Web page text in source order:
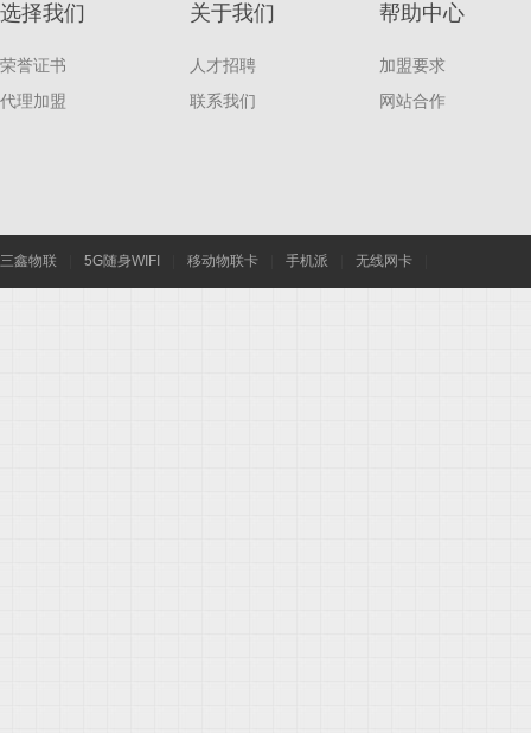
选择我们
荣誉证书
代理加盟
关于我们
人才招聘
联系我们
帮助中心
加盟要求
网站合作
三鑫物联 5G随身WIFI 移动物联卡 手机派 无线网卡